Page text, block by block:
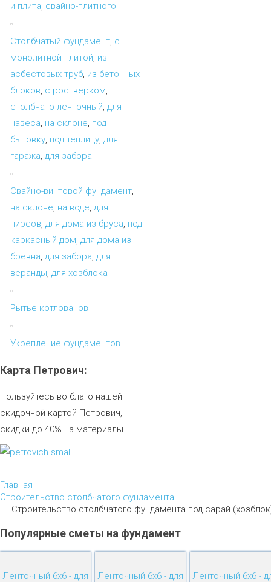
и плита, свайно-плитного
Столбчатый фундамент, с
монолитной плитой, из
асбестовых труб, из бетонных
блоков, с ростверком,
столбчато-ленточный, для
навеса, на склоне, под
бытовку, под теплицу, для
гаража, для забора
Свайно-винтовой фундамент,
на склоне, на воде, для
пирсов, для дома из бруса, под
каркасный дом, для дома из
бревна, для забора, для
веранды, для хозблока
Рытье котлованов
Укрепление фундаментов
Карта Петрович:
Пользуйтесь во благо нашей
скидочной картой Петрович,
скидки до 40% на материалы.
Главная
Строительство столбчатого фундамента
Строительство столбчатого фундамента под сарай
Популярные сметы на фундамент
Ленточный 6х6 - для
Ленточный 6х6 - для
Ленточный 6х6 -